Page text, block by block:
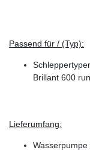
Passend für / (Typ):
Brillant 600
Lieferumfang: